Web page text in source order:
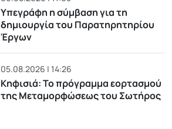
Υπεγράφη η σύμβαση για τη
δημιουργία του Παρατηρητηρίου
Έργων
05.08.2026 | 14:26
Κηφισιά: Το πρόγραμμα εορτασμού
της Μεταμορφώσεως του Σωτήρος